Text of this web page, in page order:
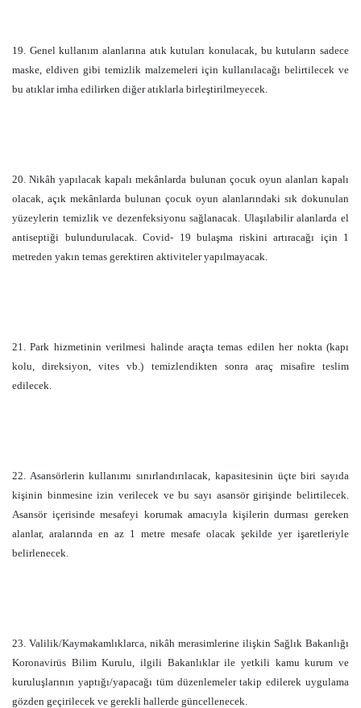
19. Genel kullanım alanlarına atık kutuları konulacak, bu kutuların sadece
maske, eldiven gibi temizlik malzemeleri için kullanılacağı belirtilecek ve
bu atıklar imha edilirken diğer atıklarla birleştirilmeyecek.
20. Nikâh yapılacak kapalı mekânlarda bulunan çocuk oyun alanları kapalı
olacak, açık mekânlarda bulunan çocuk oyun alanlarındaki sık dokunulan
yüzeylerin temizlik ve dezenfeksiyonu sağlanacak. Ulaşılabilir alanlarda el
antiseptiği bulundurulacak. Covid­- 19 bulaşma riskini artıracağı için 1
metreden yakın temas gerektiren aktiviteler yapılmayacak.
21. Park hizmetinin verilmesi halinde araçta temas edilen her nokta (kapı
kolu, direksiyon, vites vb.) temizlendikten sonra araç misafire teslim
edilecek.
22. Asansörlerin kullanımı sınırlandırılacak, kapasitesinin üçte biri sayıda
kişinin binmesine izin verilecek ve bu sayı asansör girişinde belirtilecek.
Asansör içerisinde mesafeyi korumak amacıyla kişilerin durması gereken
alanlar, aralarında en az 1 metre mesafe olacak şekilde yer işaretleriyle
belirlenecek.
23. Valilik/Kaymakamlıklarca, nikâh merasimlerine ilişkin Sağlık Bakanlığı
Koronavirüs Bilim Kurulu, ilgili Bakanlıklar ile yetkili kamu kurum ve
kuruluşlarının yaptığı/yapacağı tüm düzenlemeler takip edilerek uygulama
gözden geçirilecek ve gerekli hallerde güncellenecek.